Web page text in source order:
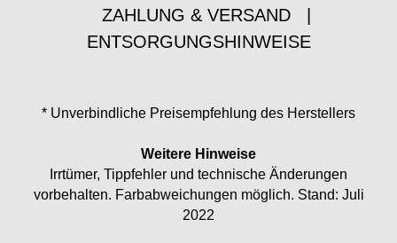
ZAHLUNG & VERSAND
ENTSORGUNGSHINWEISE
* Unverbindliche Preisempfehlung des Herstellers
Weitere Hinweise
Irrtümer, Tippfehler und technische Änderungen
vorbehalten. Farbabweichungen möglich. Stand: Juli
2022